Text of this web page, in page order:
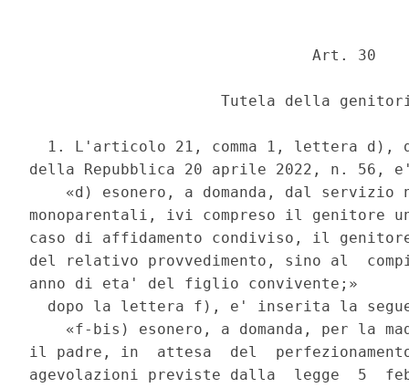
                               Art. 30
Tutela della
1. L'articolo 21, comma 1, lettera d),
della Repubblica 20 aprile 2022, n.
«d) esonero, a domanda, dal servizio
monoparentali, ivi compreso il genitore
caso di affidamento condiviso, il
del relativo provvedimento, sino al
anno di eta' del figlio convivente;»
dopo la lettera f), e' inserita la
«f-bis) esonero, a domanda, per la
il padre, in  attesa  del
agevolazioni previste dalla  legge  5